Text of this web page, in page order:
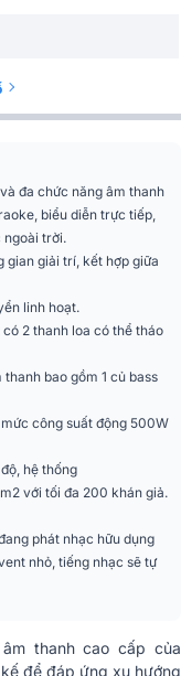
tiếp, ắc quy
hợp Amply, mạch
Wireless Stereo
cafe, Nhà hàng
kèm 2 micro không
rời xếp gọn, Kết nối
Micro 6.5mm,
đa chức năng âm thanh
biểu diễn trực tiếp,
ngoài trời.
gian giải trí, kết hợp giữa
linh hoạt.
2 thanh loa có thể tháo
bao gồm 1 củ bass
công suất động 500W
hệ thống
với tối đa 200 khán giả.
phát nhạc hữu dụng
nhỏ, tiếng nhạc sẽ tự
thanh cao cấp của
để đáp ứng xu hướng